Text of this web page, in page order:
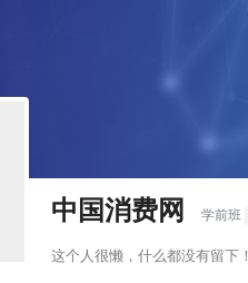
中国消费网 学前班
这个人很懒，什么都没有留下！